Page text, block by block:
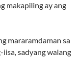
makapiling ay ang
mararamdaman sa
iisa, sadyang walang